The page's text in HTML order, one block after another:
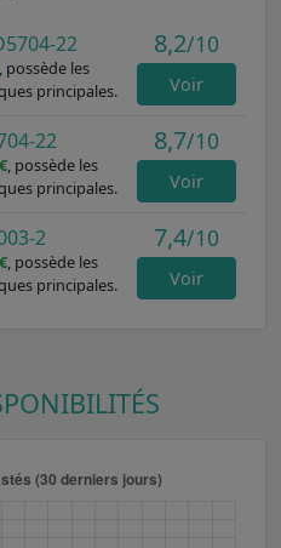
22
possède les
principales.
8,2/10
Voir
22
, possède les
principales.
8,7/10
Voir
2
, possède les
principales.
7,4/10
Voir